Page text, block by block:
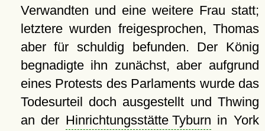
Verwandten und eine weitere Frau statt;
letztere wurden freigesprochen, Thomas
aber für schuldig befunden. Der König
begnadigte ihn zunächst, aber aufgrund
eines Protests des Parlaments wurde das
Todesurteil doch ausgestellt und Thwing
an der Hinrichtungsstätte Tyburn in York